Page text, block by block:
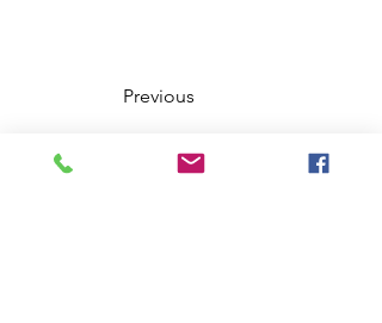
Previous
Next